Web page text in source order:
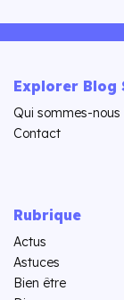
Explorer Blog
Qui sommes-nous
Contact
Rubrique
Actus
Astuces
Bien être